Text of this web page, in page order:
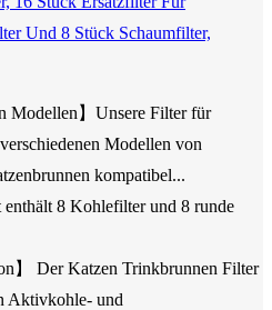
Und 8 Stück Schaumfilter,
Modellen】Unsere Filter für
Modellen von
kompatibel...
enthält 8 Kohlefilter und 8 runde
】 Der Katzen Trinkbrunnen Filter
Aktivkohle- und